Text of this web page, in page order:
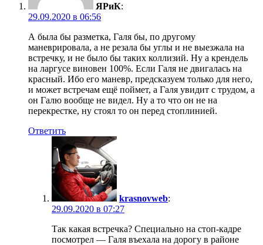
ЯРиК:
29.09.2020 в 06:56
А была бы разметка, Галя бы, по другому
маневрировала, а не резала бы углы и не выезжала на
встречку, и не было бы таких коллизий. Ну а крендель
на ларгусе виновен 100%. Если Галя не двигалась на
красный. Ибо его маневр, предсказуем только для него,
и может встречам ещё поймет, а Галя увидит с трудом, а
он Галю вообще не видел. Ну а то что он не на
перекрестке, ну стоял то он перед стоплинией.
Ответить
krasnovweb:
29.09.2020 в 07:27
Так какая встречка? Специально на стоп-кадре
посмотрел — Галя въехала на дорогу в районе